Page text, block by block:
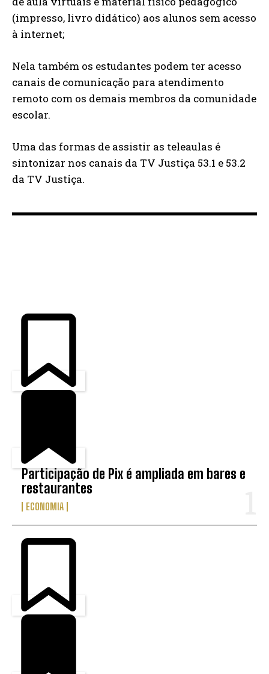
(impresso, livro didático) aos alunos sem acesso
à internet;
Nela também os estudantes podem ter acesso
canais de comunicação para atendimento
remoto com os demais membros da comunidade
escolar.
Uma das formas de assistir as teleaulas é
sintonizar nos canais da TV Justiça 53.1 e 53.2
da TV Justiça.
Participação de Pix é ampliada em bares e
restaurantes
ECONOMIA